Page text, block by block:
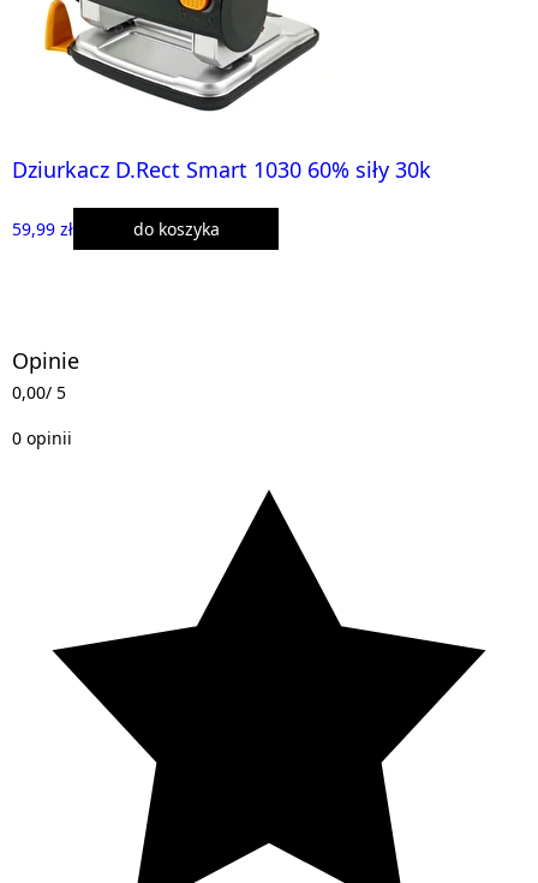
Dziurkacz D.Rect Smart 1030 60% siły 30k
59,99 zł do koszyka
Opinie
0,00/ 5
0 opinii